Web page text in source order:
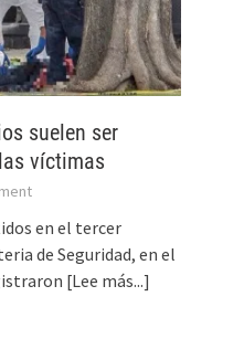
suelen ser
víctimas
en el tercer
de Seguridad, en el
[Lee más...]